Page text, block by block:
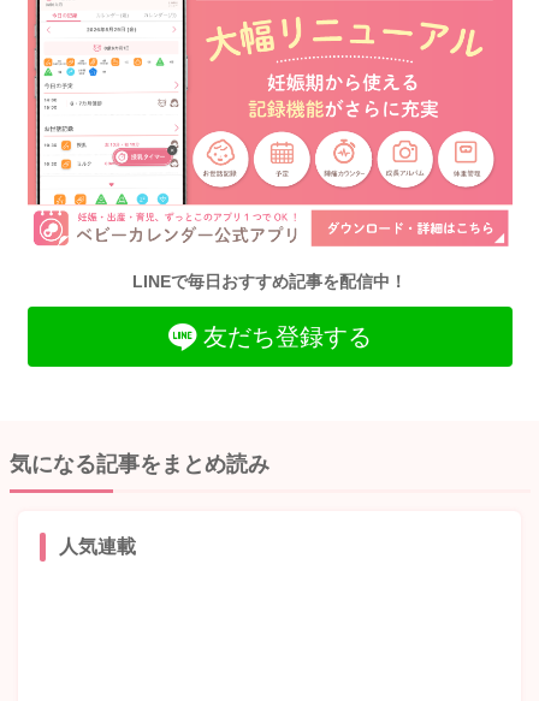
LINEで毎日おすすめ記事を配信中！
友だち登録する
気になる記事をまとめ読み
人気連載